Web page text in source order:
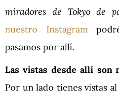
miradores de Tokyo de
nuestro Instagram
pasamos por allí.
Las vistas desde allí son
Por un lado tienes vistas